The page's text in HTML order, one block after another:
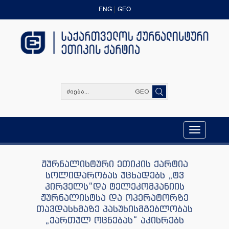
ENG GEO
GEO
Toggle
navigation
ჟურნალისტური ეთიკის ქარტია
სოლიდარობას უცხადებს „ტვ
პირველს“და ტელეკომპანიის
ჟურნალისტსა და ოპერატორზე
თავდასხმაზე პასუხისმგებლობას
„ქართულ ოცნებას“ აკისრებს